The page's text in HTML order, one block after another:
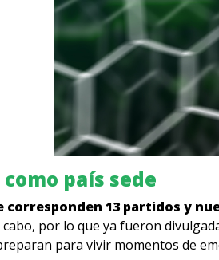
país sede
corresponden 13 partidos y
cabo, por lo que ya fueron
para vivir momentos de